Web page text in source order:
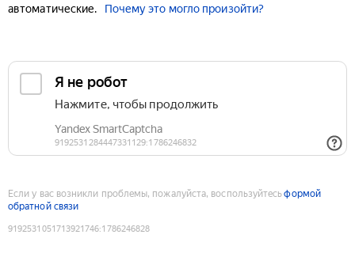
автоматические.
Почему это могло произойти?
Если у вас возникли проблемы, пожалуйста, воспользуйтесьформой
обратной связи
9192531051713921746:1786246828